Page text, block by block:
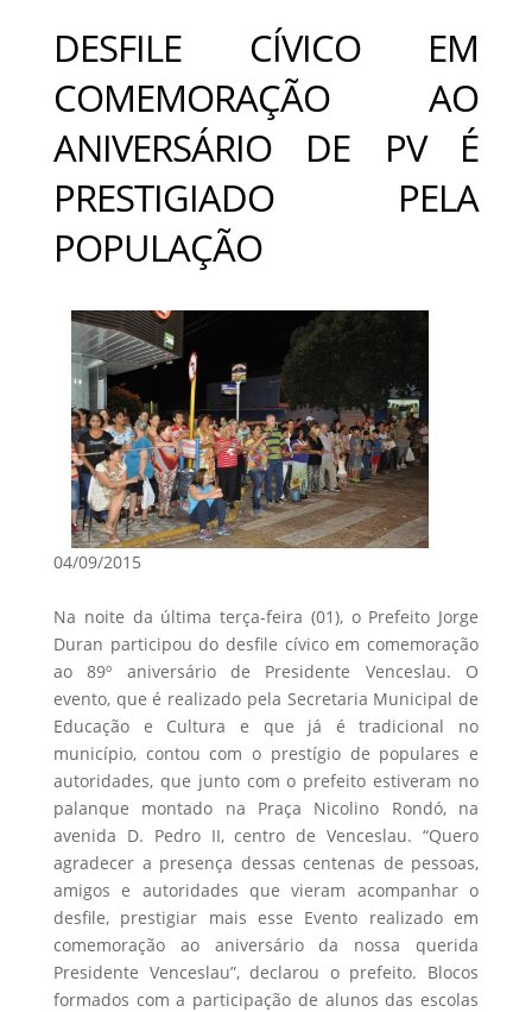
DESFILE CÍVICO EM
COMEMORAÇÃO AO
ANIVERSÁRIO DE PV É
PRESTIGIADO PELA
POPULAÇÃO
04/09/2015
Na noite da última terça-feira (01), o Prefeito Jorge
Duran participou do desfile cívico em comemoração
ao 89º aniversário de Presidente Venceslau. O
evento, que é realizado pela Secretaria Municipal de
Educação e Cultura e que já é tradicional no
município, contou com o prestígio de populares e
autoridades, que junto com o prefeito estiveram no
palanque montado na Praça Nicolino Rondó, na
avenida D. Pedro II, centro de Venceslau. “Quero
agradecer a presença dessas centenas de pessoas,
amigos e autoridades que vieram acompanhar o
desfile, prestigiar mais esse Evento realizado em
comemoração ao aniversário da nossa querida
Presidente Venceslau”, declarou o prefeito. Blocos
formados com a participação de alunos das escolas